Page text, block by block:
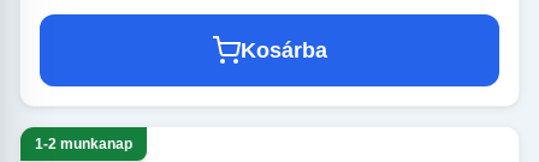
Kosárba
1-2 munkanap